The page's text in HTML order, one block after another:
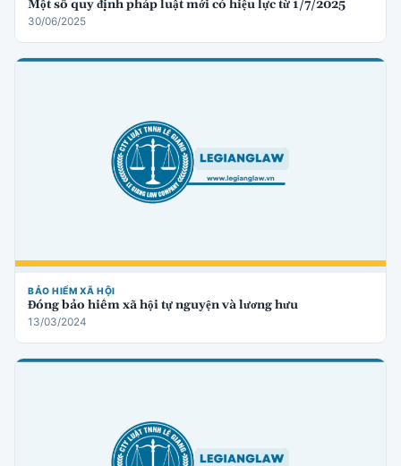
Một số quy định pháp luật mới có hiệu lực từ 1/7/2025
30/06/2025
BẢO HIỂM XÃ HỘI
Đóng bảo hiểm xã hội tự nguyện và lương hưu
13/03/2024